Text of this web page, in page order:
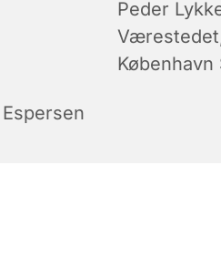
Peder
København